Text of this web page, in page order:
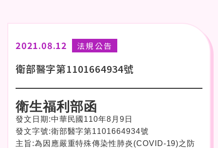
2021.08.12 法規公告
衛部醫字第1101664934號
衛生福利部函
發文日期:中華民國110年8月9日
發文字號:衛部醫字第1101664934號
主旨:為因應嚴重特殊傳染性肺炎(COVID-19)之防